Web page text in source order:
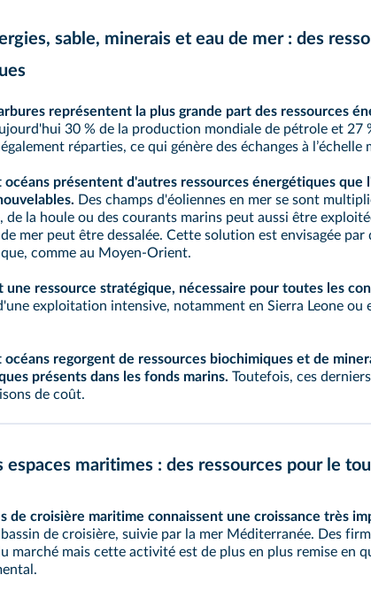
sable, minerais et eau de mer : des
représentent la plus grande part des ressources
30 % de la production mondiale de pétrole et 27
réparties, ce qui génère des échanges à lʼéchelle
océans présentent d'autres ressources énergétiques que
Des champs d'éoliennes en mer se sont
de la houle ou des courants marins peut aussi être
mer peut être dessalée. Cette solution est envisagée
comme au Moyen-Orient.
une ressource stratégique, nécessaire pour toutes les
exploitation intensive, notamment en Sierra Leone ou
océans regorgent de ressources biochimiques et de
présents dans les fonds marins. Toutefois, ces
de coût.
espaces maritimes : des ressources pour le
de croisière maritime connaissent une croissance très
de croisière, suivie par la mer Méditerranée. Des
marché mais cette activité est de plus en plus remise en